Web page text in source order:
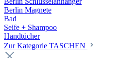
Berlin Magnete
Bad
Seife + Shampoo
Handtücher
Zur Kategorie TASCHEN